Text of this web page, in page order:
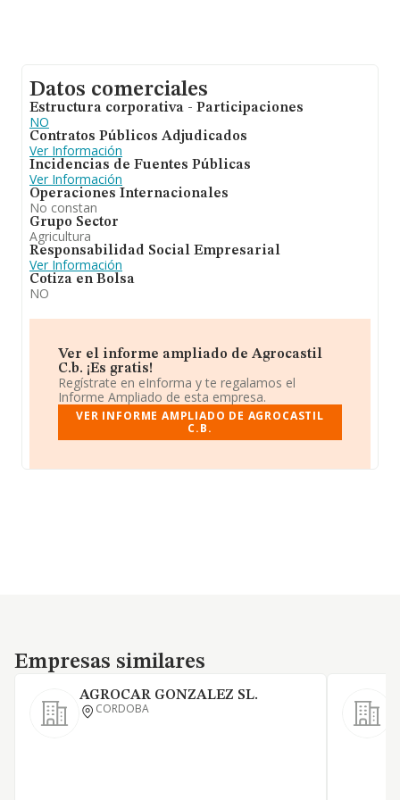
Datos comerciales
Estructura corporativa - Participaciones
NO
Contratos Públicos Adjudicados
Ver Información
Incidencias de Fuentes Públicas
Ver Información
Operaciones Internacionales
No constan
Grupo Sector
Agricultura
Responsabilidad Social Empresarial
Ver Información
Cotiza en Bolsa
NO
Ver el informe ampliado de Agrocastil
C.b. ¡Es gratis!
Regístrate en eInforma y te regalamos el
Informe Ampliado de esta empresa.
VER INFORME AMPLIADO DE AGROCASTIL
C.B.
Empresas similares
Empresas similares
AGROCAR GONZALEZ SL.
CORDOBA